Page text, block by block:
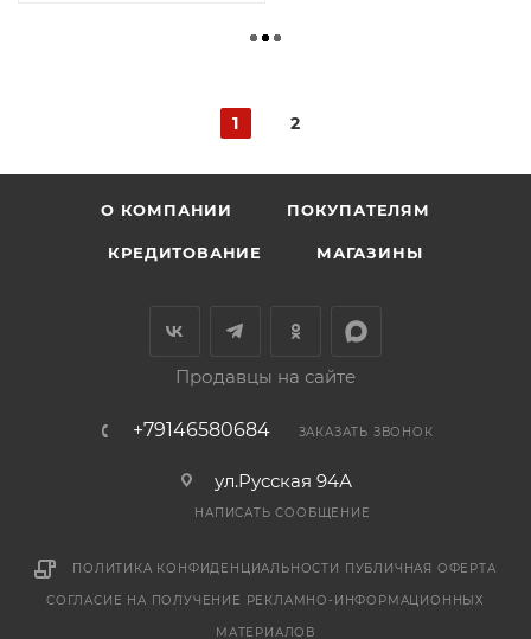
1 2
О КОМПАНИИ ПОКУПАТЕЛЯМ
КРЕДИТОВАНИЕ МАГАЗИНЫ
Продавцы на сайте
+79146580684 ЗАКАЗАТЬ ЗВОНОК
ул.Русская 94А
НАПИСАТЬ СООБЩЕНИЕ
ПОЛИТИКА КОНФИДЕНЦИАЛЬНОСТИ ПУБЛИЧНАЯ ОФЕРТА
СОГЛАСИЕ НА ПОЛУЧЕНИЕ РЕКЛАМНО-ИНФОРМАЦИОННЫХ
МАТЕРИАЛОВ